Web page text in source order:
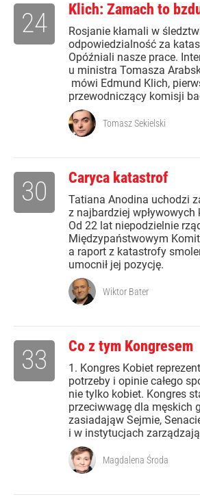
Klich: Zamach to
Rosjanie kłamali w
odpowiedzialność za
Opóźniali nasze prace.
u ministra Tomasza
mówi Edmund Klich,
przewodniczący komisji
24
Tomasz Sekielski
Caryca katastrof
Tatiana Anodina uchodzi
z najbardziej wpływowych
Od 22 lat niepodzielnie
Międzypaństwowym
a raport z katastrofy
umocnił jej pozycję.
30
Wiktor Bater
Co z tym Kongresem
1. Kongres Kobiet
potrzeby i opinie całego
nie tylko kobiet. Kongres
przeciwwagę dla męskich
zasiadająw Sejmie,
i w instytucjach
33
Magdalena Środa